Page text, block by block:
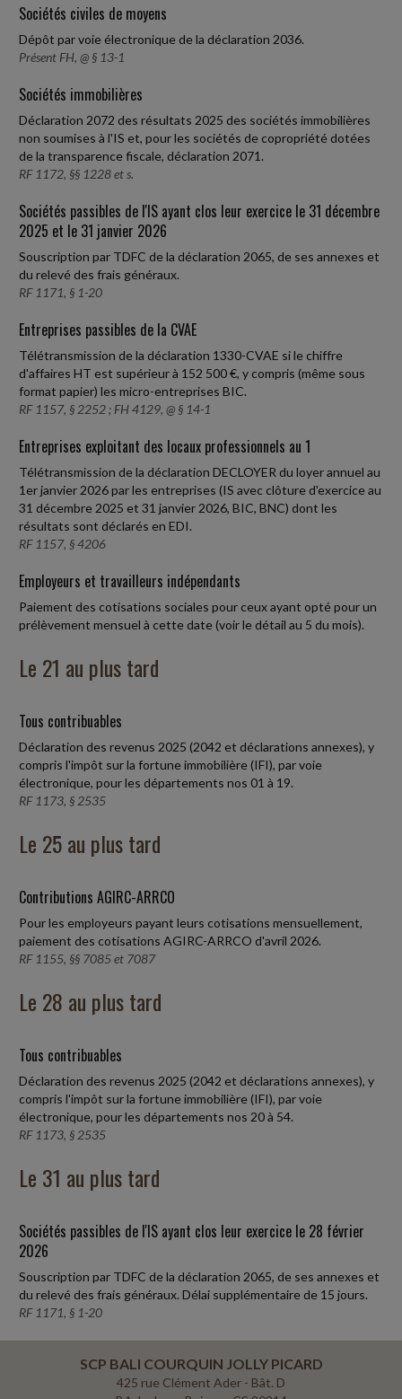
Sociétés civiles de moyens
Dépôt par voie électronique de la déclaration 2036.
Présent FH, @ § 13-1
Sociétés immobilières
Déclaration 2072 des résultats 2025 des sociétés immobilières
non soumises à l'IS et, pour les sociétés de copropriété dotées
de la transparence fiscale, déclaration 2071.
RF 1172, §§ 1228 et s.
Sociétés passibles de l'IS ayant clos leur exercice le 31 décembre
2025 et le 31 janvier 2026
Souscription par TDFC de la déclaration 2065, de ses annexes et
du relevé des frais généraux.
RF 1171, § 1-20
Entreprises passibles de la CVAE
Télétransmission de la déclaration 1330-CVAE si le chiffre
d'affaires HT est supérieur à 152 500 €, y compris (même sous
format papier) les micro-entreprises BIC.
RF 1157, § 2252 ; FH 4129, @ § 14-1
Entreprises exploitant des locaux professionnels au 1
Télétransmission de la déclaration DECLOYER du loyer annuel au
1er janvier 2026 par les entreprises (IS avec clôture d'exercice au
31 décembre 2025 et 31 janvier 2026, BIC, BNC) dont les
résultats sont déclarés en EDI.
RF 1157, § 4206
Employeurs et travailleurs indépendants
Paiement des cotisations sociales pour ceux ayant opté pour un
prélèvement mensuel à cette date (voir le détail au 5 du mois).
Le 21 au plus tard
Tous contribuables
Déclaration des revenus 2025 (2042 et déclarations annexes), y
compris l'impôt sur la fortune immobilière (IFI), par voie
électronique, pour les départements nos 01 à 19.
RF 1173, § 2535
Le 25 au plus tard
Contributions AGIRC-ARRCO
Pour les employeurs payant leurs cotisations mensuellement,
paiement des cotisations AGIRC-ARRCO d'avril 2026.
RF 1155, §§ 7085 et 7087
Le 28 au plus tard
Tous contribuables
Déclaration des revenus 2025 (2042 et déclarations annexes), y
compris l'impôt sur la fortune immobilière (IFI), par voie
électronique, pour les départements nos 20 à 54.
RF 1173, § 2535
Le 31 au plus tard
Sociétés passibles de l'IS ayant clos leur exercice le 28 février
2026
Souscription par TDFC de la déclaration 2065, de ses annexes et
du relevé des frais généraux. Délai supplémentaire de 15 jours.
RF 1171, § 1-20
SCP BALI COURQUIN JOLLY PICARD
425 rue Clément Ader - Bât. D